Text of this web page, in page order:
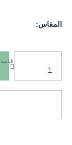
المقاس:
الكمية